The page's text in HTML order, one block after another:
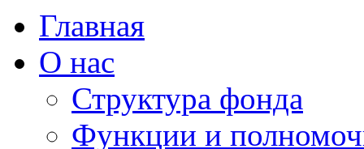
Главная
О нас
Структура фонда
Функции и